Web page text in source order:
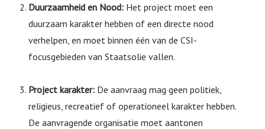
Duurzaamheid en Nood: Het project moet een
duurzaam karakter hebben of een directe nood
verhelpen, en moet binnen één van de CSI-
focusgebieden van Staatsolie vallen.
Project karakter: De aanvraag mag geen politiek,
religieus, recreatief of operationeel karakter hebben.
De aanvragende organisatie moet aantonen